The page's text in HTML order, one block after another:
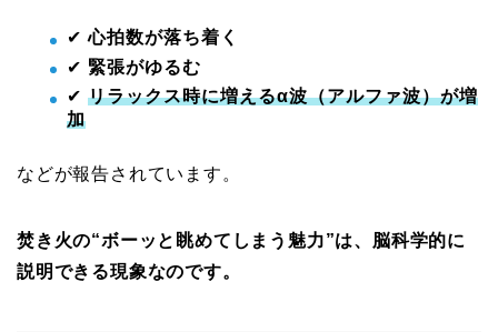
✔心拍数が落ち着く
✔ 緊張がゆるむ
✔ リラックス時に増えるα波（アルファ波）が増
加
などが報告されています。
焚き火の“ボーッと眺めてしまう魅力”は、脳科学的に
説明できる現象なのです。